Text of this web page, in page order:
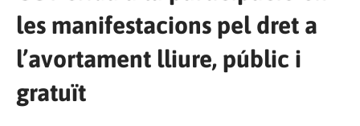
les manifestacions pel dret a
l’avortament lliure, públic i
gratuït